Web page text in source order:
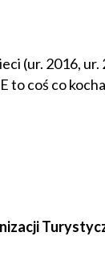
(ur. 2016,
coś co